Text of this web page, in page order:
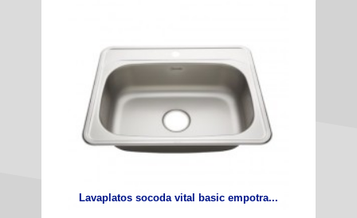
Lavaplatos socoda vital basic empotra...